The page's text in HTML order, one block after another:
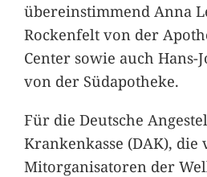
übereinstimmend Anna
Rockenfelt von der
Center sowie auch
von der Südapotheke.
Für die Deutsche
Krankenkasse (DAK), die
Mitorganisatoren der